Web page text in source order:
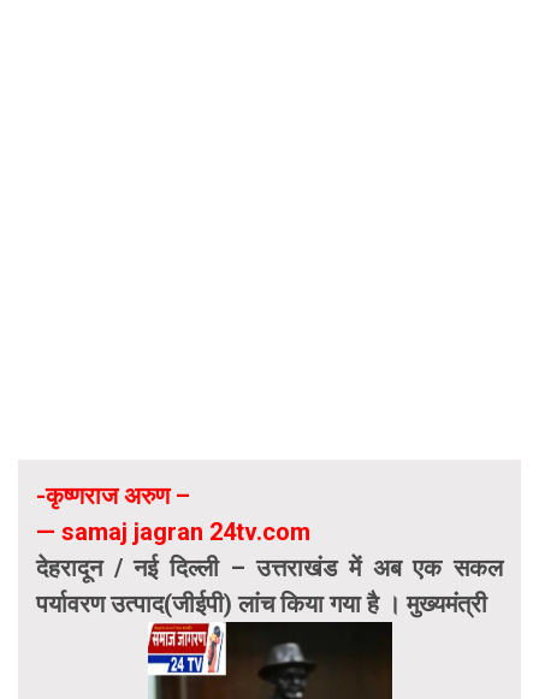
-कृष्णराज अरुण –
— samaj jagran 24tv.com
देहरादून / नई दिल्ली – उत्तराखंड में अब एक सकल
पर्यावरण उत्पाद(जीईपी) लांच किया गया है । मुख्यमंत्री